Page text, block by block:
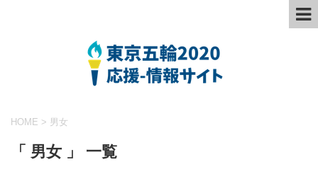
HOME > 男女
「 男女 」 一覧